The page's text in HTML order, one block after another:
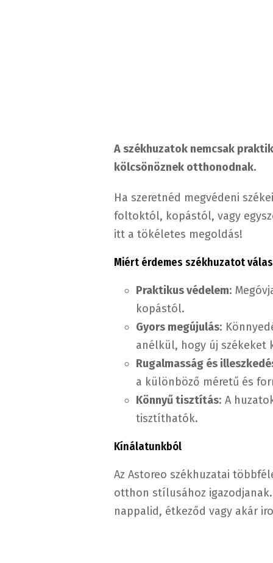
A székhuzatok nemcsak
kölcsönöznek otthonodnak.
Ha szeretnéd megvédeni
foltoktól, kopástól, vagy
itt a tökéletes megoldás!
Miért érdemes székhuzatot
Praktikus védelem:
kopástól.
Gyors megújulás:
anélkül, hogy új székeket
Rugalmasság és
a különböző méretű és
Könnyű tisztítás: A
tisztíthatók.
Kínálatunkból
Az Astoreo székhuzatai
otthon stílusához
nappalid, étkeződ vagy akár